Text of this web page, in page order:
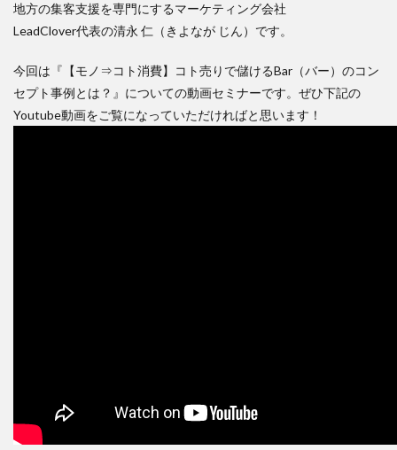
地方の集客支援を専門にするマーケティング会社
LeadClover代表の清永 仁（きよなが じん）です。
今回は『【モノ⇒コト消費】コト売りで儲けるBar（バー）のコン
セプト事例とは？』についての動画セミナーです。ぜひ下記の
Youtube動画をご覧になっていただければと思います！